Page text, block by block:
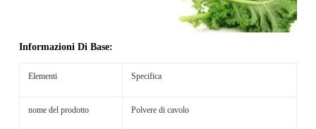
Informazioni Di Base:
Elementi Specifica
nome del prodotto Polvere di cavolo